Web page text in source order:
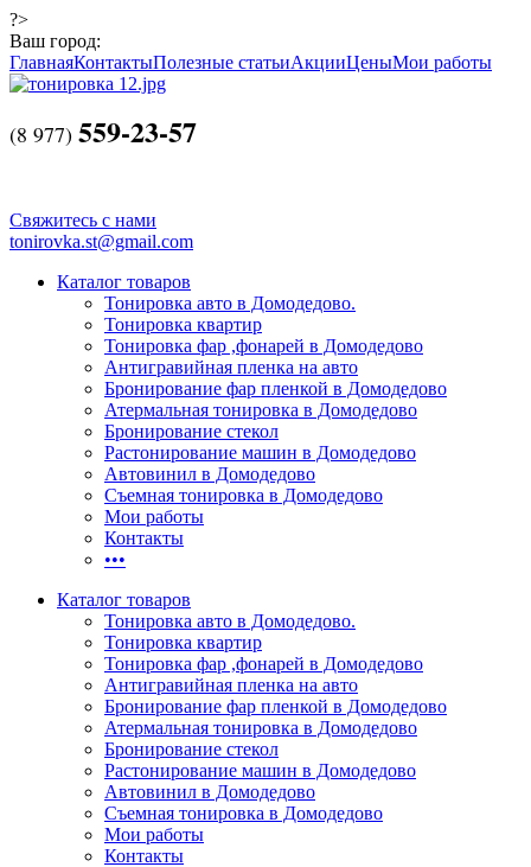
?>
Ваш город:
ГлавнаяКонтактыПолезные статьиАкцииЦеныМои работы
(8 977) 559-23-57
Свяжитесь с нами
tonirovka.st@gmail.com
Каталог товаров
Тонировка авто в Домодедово.
Тонировка квартир
Тонировка фар ,фонарей в Домодедово
Антигравийная пленка на авто
Бронирование фар пленкой в Домодедово
Атермальная тонировка в Домодедово
Бронирование стекол
Растонирование машин в Домодедово
Автовинил в Домодедово
Съемная тонировка в Домодедово
Мои работы
Контакты
•••
Каталог товаров
Тонировка авто в Домодедово.
Тонировка квартир
Тонировка фар ,фонарей в Домодедово
Антигравийная пленка на авто
Бронирование фар пленкой в Домодедово
Атермальная тонировка в Домодедово
Бронирование стекол
Растонирование машин в Домодедово
Автовинил в Домодедово
Съемная тонировка в Домодедово
Мои работы
Контакты